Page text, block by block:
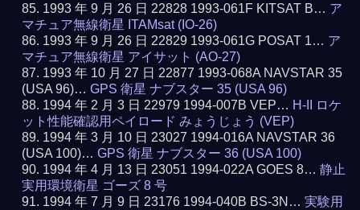
1993 年 9 月 26 日 22828 1993-061F KITSAT B… ア
マチュア無線衛星 ITAMsat (IO-26)
1993 年 9 月 26 日 22829 1993-061G POSAT 1… ア
マチュア無線衛星 アイサット (AO-27)
1993 年 10 月 27 日 22877 1993-068A NAVSTAR 35
(USA 96)…GPS 衛星 ナブスター 35 (USA 96)
1994 年 2 月 3 日 22979 1994-007B VEP… H-II ロケ
ット性能確認用ペイロード みょうじょう (VEP)
1994 年 3 月 10 日 23027 1994-016A NAVSTAR 36
(USA 100)…GPS 衛星 ナブスター 36 (USA 100)
1994 年 4 月 13 日 23051 1994-022A GOES 8…静止
実用環境衛星 ゴーズ 8 号
1994 年 7 月 9 日 23176 1994-040B BS-3N…実験用